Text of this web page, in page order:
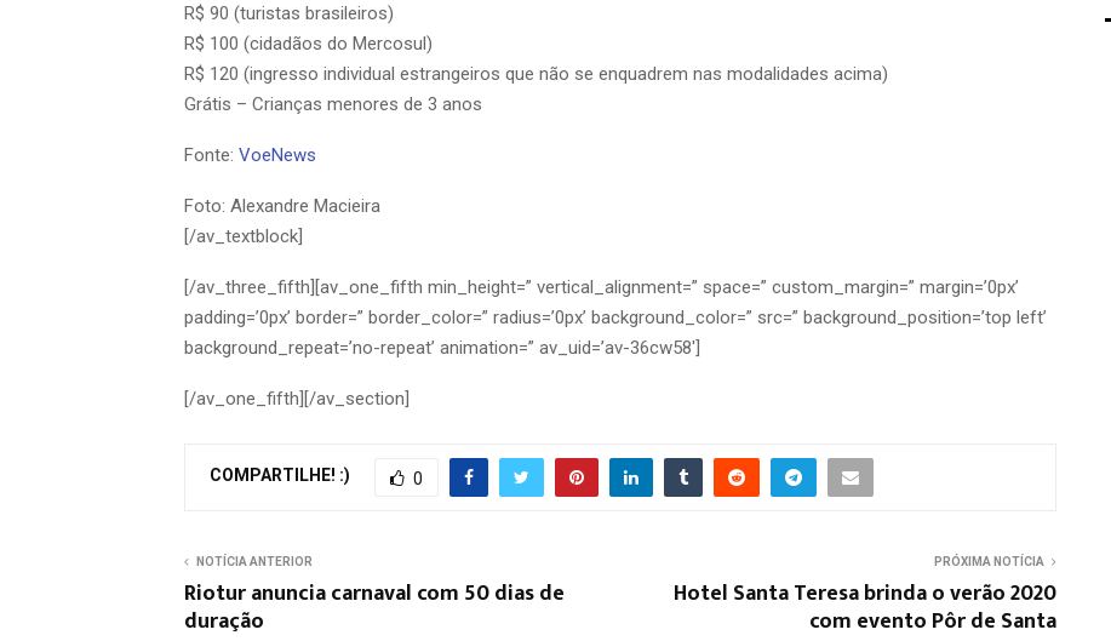
R$ 90 (turistas brasileiros)
R$ 100 (cidadãos do Mercosul)
R$ 120 (ingresso individual estrangeiros que não se enquadrem nas modalidades acima)
Grátis – Crianças menores de 3 anos
Fonte: VoeNews
Foto: Alexandre Macieira
[/av_textblock]
[/av_three_fifth][av_one_fifth min_height=” vertical_alignment=” space=” custom_margin=” margin=’0px’
padding=’0px’ border=” border_color=” radius=’0px’ background_color=” src=” background_position=’top left’
background_repeat=’no-repeat’ animation=” av_uid=’av-36cw58′]
[/av_one_fifth][/av_section]
COMPARTILHE! :) 0
NOTÍCIA ANTERIOR
Riotur anuncia carnaval com 50 dias de
duração
PRÓXIMA NOTÍCIA
Hotel Santa Teresa brinda o verão 2020
com evento Pôr de Santa